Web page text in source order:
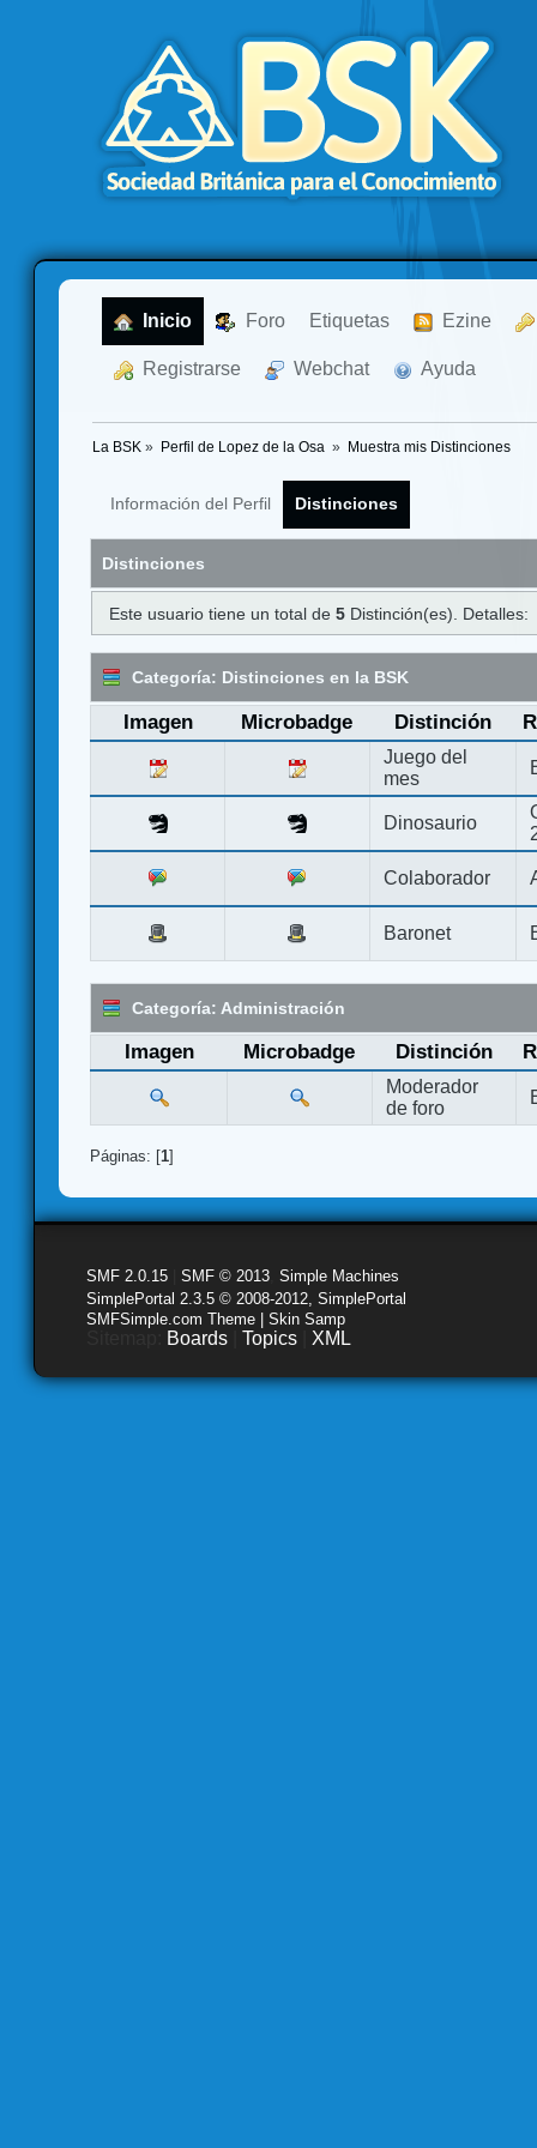
Inicio Foro Etiquetas Ezine
Registrarse Webchat Ayuda
La BSK » Perfil de Lopez de la Osa » Muestra mis Distinciones
Información del Perfil Distinciones
Distinciones
Este usuario tiene un total de5 Distinción(es). Detalles:
Categoría: Distinciones en la BSK
Imagen Microbadge Distinción
Juego del
mes
Dinosaurio
Colaborador
Baronet
Categoría: Administración
Imagen Microbadge Distinción
Moderador
de foro
Páginas: [1]
SMF 2.0.15 SMF © 2013 Simple Machines
SimplePortal 2.3.5 © 2008-2012, SimplePortal
SMFSimple.com Theme | Skin Samp
Boards Topics XML